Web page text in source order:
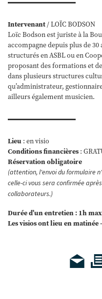
Intervenant/ LOÏC BODSON
Loïc Bodson est juriste à la
accompagne depuis plus de
structurés en ASBL ou en
proposant des formations et
dans plusieurs structures
qu’administrateur,
ailleurs également musicien.
Lieu : en visio
Conditions financières :
Réservation obligatoire
(attention, l'envoi du formulaire
celle-ci vous sera confirmée
collaborateurs.)
Durée d'un entretien : 1h max
Les visios ont lieu en matinée